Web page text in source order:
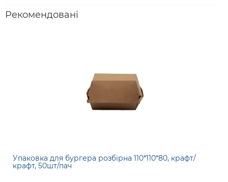
Рекомендовані
Упаковка для бургера розбірна 110*110*80, крафт/
крафт, 50шт/пач